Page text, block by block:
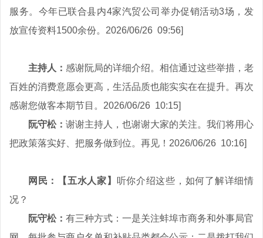
服务。今年已联合县内4家汽贸公司举办促销活动3场，发
放宣传资料1500余份。2026/06/26 09:56]
主持人： 感谢阮局的详细介绍。相信通过这些举措，老
百姓的消费意愿会更高，生活品质也能实实在在提升。再次
感谢您做客本期节目。2026/06/26 10:15]
阮守松： 谢谢主持人，也谢谢大家的关注。我们将用心
把政策落实好、把服务做到位。再见！2026/06/26 10:16]
网民：【五水人家】
听你介绍这些，如何了解详细情
况？
阮守松： 有三种方式：一是关注蚌埠市商务和外事局官